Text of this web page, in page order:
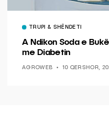
TRUPI & SHËNDETI
A Ndikon Soda e
me Diabetin
AGROWEB 10 QERSHOR,